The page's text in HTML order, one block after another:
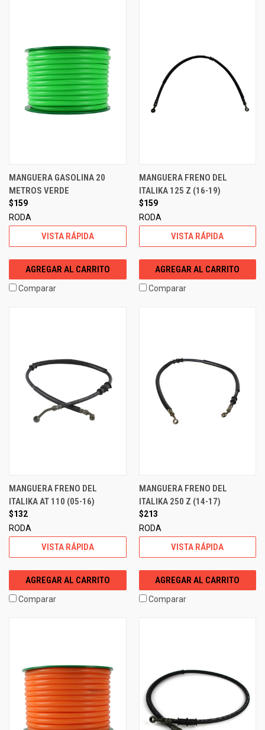
MANGUERA GASOLINA 20
METROS VERDE
$159
RODA
VISTA RÁPIDA
AGREGAR AL CARRITO
Comparar
MANGUERA FRENO DEL
ITALIKA 125 Z (16-19)
$159
RODA
VISTA RÁPIDA
AGREGAR AL CARRITO
Comparar
MANGUERA FRENO DEL
ITALIKA AT 110 (05-16)
$132
RODA
VISTA RÁPIDA
AGREGAR AL CARRITO
Comparar
MANGUERA FRENO DEL
ITALIKA 250 Z (14-17)
$213
RODA
VISTA RÁPIDA
AGREGAR AL CARRITO
Comparar